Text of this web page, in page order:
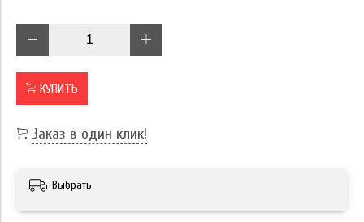
КУПИТЬ
Заказ в один клик!
Выбрать